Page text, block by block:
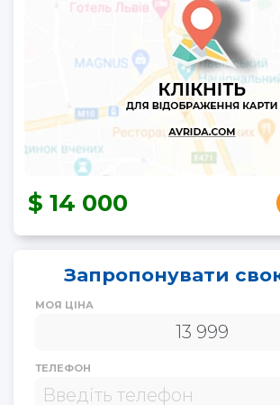
14 000
Запропонувати
МОЯ ЦІНА
ТЕЛЕФОН